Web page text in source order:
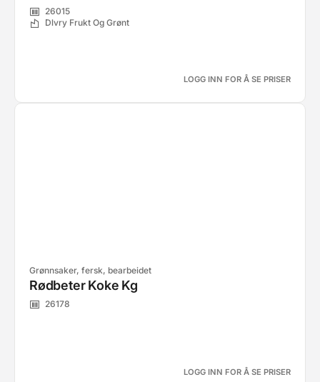
26015
Dlvry Frukt Og Grønt
LOGG INN FOR Å SE PRISER
Grønnsaker, fersk, bearbeidet
Rødbeter Koke Kg
26178
LOGG INN FOR Å SE PRISER